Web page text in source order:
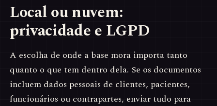
Local ou nuvem:
privacidade e LGPD
A escolha de onde a base mora importa tanto
quanto o que tem dentro dela. Se os documentos
incluem dados pessoais de clientes, pacientes,
funcionários ou contrapartes, enviar tudo para